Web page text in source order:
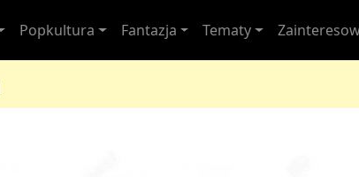
Popkultura Fantazja Tematy